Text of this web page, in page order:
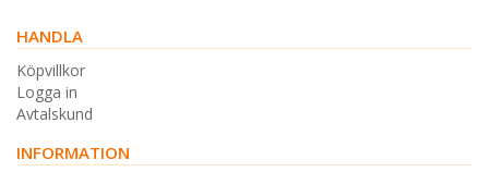
HANDLA
Köpvillkor
Logga in
Avtalskund
INFORMATION